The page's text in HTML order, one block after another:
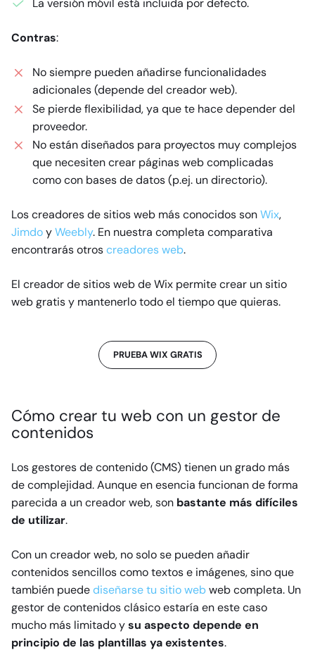
La versión móvil está incluida por defecto.
Contras:
No siempre pueden añadirse funcionalidades
adicionales (depende del creador web).
Se pierde flexibilidad, ya que te hace depender del
proveedor.
No están diseñados para proyectos muy complejos
que necesiten crear páginas web complicadas
como con bases de datos (p.ej. un directorio).
Los creadores de sitios web más conocidos sonWix,
JimdoyWeebly. En nuestra completa comparativa
encontrarás otroscreadores web.
El creador de sitios web de Wix permite crear un sitio
web gratis y mantenerlo todo el tiempo que quieras.
PRUEBA WIX GRATIS
Cómo crear tu web con un gestor de
contenidos
Los gestores de contenido (CMS) tienen un grado más
de complejidad. Aunque en esencia funcionan de forma
parecida a un creador web, son bastante más difíciles
de utilizar.
Con un creador web, no solo se pueden añadir
contenidos sencillos como textos e imágenes, sino que
también puedediseñarse tu sitio webweb completa. Un
gestor de contenidos clásico estaría en este caso
mucho más limitado ysu aspecto depende en
principio de las plantillas ya existentes.